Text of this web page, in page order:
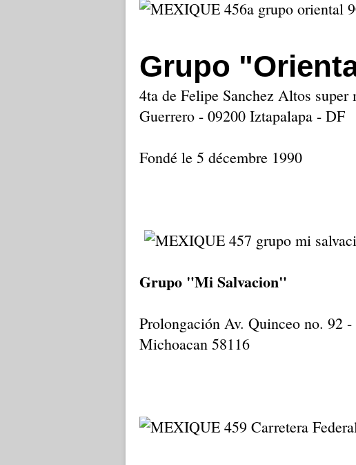
Grupo
4ta de Felipe Sanchez Altos
Guerrero - 09200 Iztapalapa - DF
Fondé le 5 décembre 1990
Grupo "Mi Salvacion"
Prolongación Av. Quinceo no. 92
Michoacan 58116